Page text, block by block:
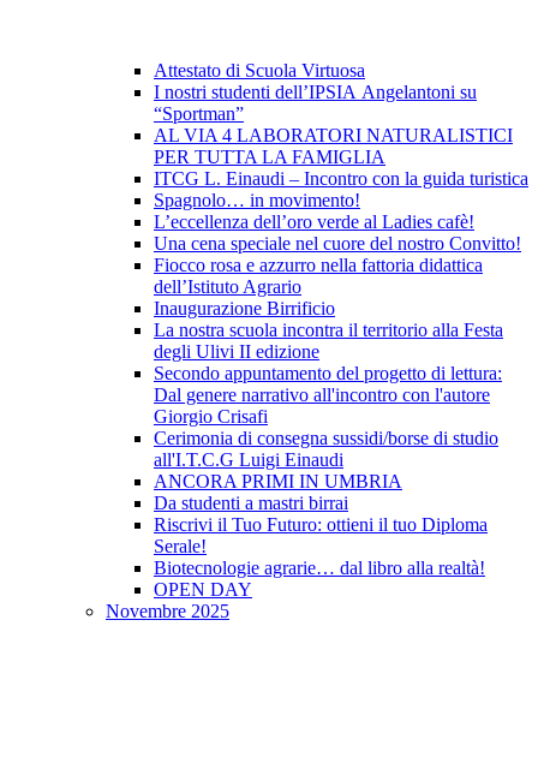
Attestato di Scuola Virtuosa
I nostri studenti dell’IPSIA Angelantoni su
“Sportman”
AL VIA 4 LABORATORI NATURALISTICI
PER TUTTA LA FAMIGLIA
ITCG L. Einaudi – Incontro con la guida turistica
Spagnolo… in movimento!
L’eccellenza dell’oro verde al Ladies cafè!
Una cena speciale nel cuore del nostro Convitto!
Fiocco rosa e azzurro nella fattoria didattica
dell’Istituto Agrario
Inaugurazione Birrificio
La nostra scuola incontra il territorio alla Festa
degli Ulivi II edizione
Secondo appuntamento del progetto di lettura:
Dal genere narrativo all'incontro con l'autore
Giorgio Crisafi
Cerimonia di consegna sussidi/borse di studio
all'I.T.C.G Luigi Einaudi
ANCORA PRIMI IN UMBRIA
Da studenti a mastri birrai
Riscrivi il Tuo Futuro: ottieni il tuo Diploma
Serale!
Biotecnologie agrarie… dal libro alla realtà!
OPEN DAY
Novembre 2025